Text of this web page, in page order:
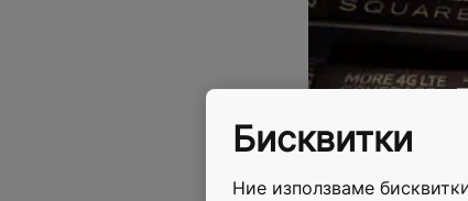
Бисквитки
Ние използваме